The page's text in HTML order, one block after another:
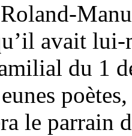
avait lui-
du 1
le parrain